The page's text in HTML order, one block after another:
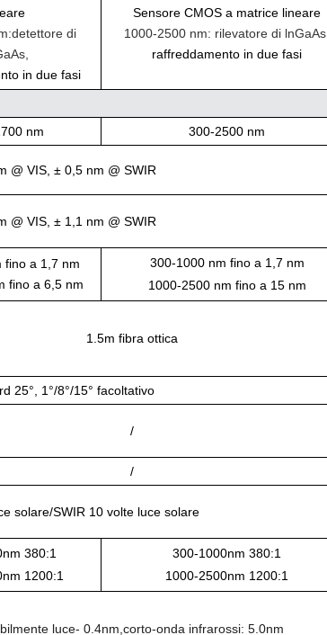
di
in due fasi
Sensore CMOS a matrice lineare
1000-2500 nm: rilevatore di lnGaAs,
raffreddamento in due fasi
nm
300-2500 nm
@ VIS, ± 0,5 nm @ SWIR
@ VIS, ± 1,1 nm @ SWIR
fino a 1,7 nm
fino a 6,5 nm
300-1000 nm fino a 1,7 nm
1000-2500 nm fino a 15 nm
1.5m fibra ottica
25°, 1°/8°/15° facoltativo
/
/
solare/SWIR 10 volte luce solare
380:1
1200:1
300-1000nm 380:1
1000-2500nm 1200:1
luce- 0.4nm corto-onda infrarossi: 5.0nm